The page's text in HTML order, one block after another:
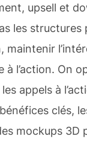
upsell et
les structures
maintenir
à l’action. On
appels à
clés,
mockups 3D